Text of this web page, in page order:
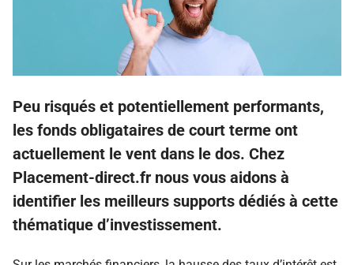
Peu risqués et potentiellement performants,
les fonds obligataires de court terme ont
actuellement le vent dans le dos. Chez
Placement-direct.fr nous vous aidons à
identifier les meilleurs supports dédiés à cette
thématique d’investissement.